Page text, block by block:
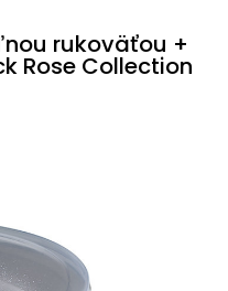
rukoväťou +
Rose Collection